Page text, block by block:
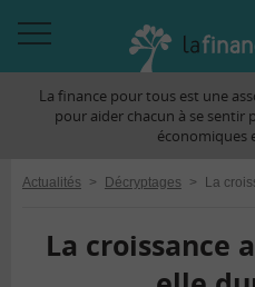
àLa finance pour tous est une
pour aider chacun à se sentir
économiques
Actualités > Décryptages >
La croissance